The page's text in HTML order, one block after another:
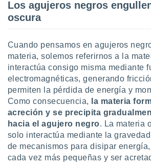
mediante
publicidad
publicidad
de
1199
Los agujeros negros
oscura
Cuando pensamos en agujeros
materia, solemos referirnos a la
interactúa consigo misma mediante
electromagnéticas, generando
permiten la pérdida de energía y
Como consecuencia,
la materia
acreción y se precipita
hacia el agujero negro. La materia
solo interactúa mediante la
de mecanismos para disipar
cada vez más pequeñas y ser